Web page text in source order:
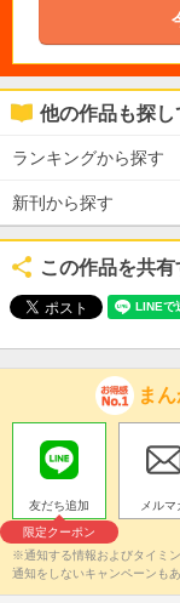
他の作品も探し
ランキングから探す
新刊から探す
この作品を共有
ま
友だち追加
限定クーポン
メルマ
※通知する情報およびタイミ
通知をしないキャンペーンも